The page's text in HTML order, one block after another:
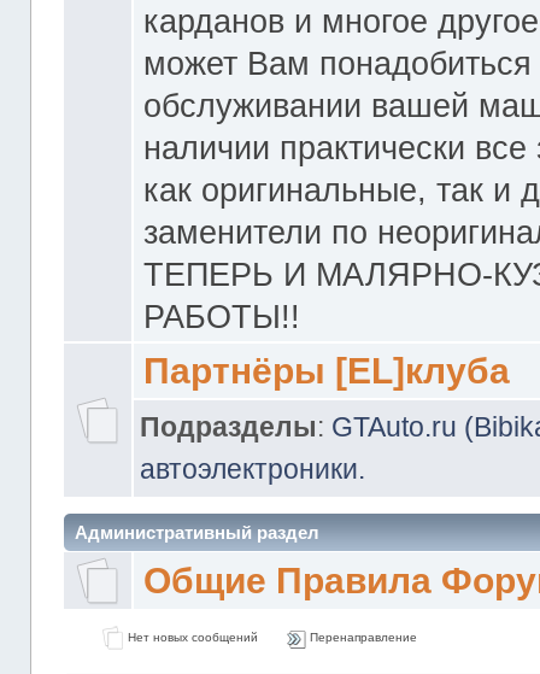
карданов и многое
может Вам понадобиться
обслуживании вашей
наличии практически все
как оригинальные, так и
заменители по
ТЕПЕРЬ И МАЛЯРНО-
РАБОТЫ!!
Партнёры [EL]клуба
Подразделы: GTAuto.ru
автоэлектроники.
Административный раздел
Общие Правила
Нет новых сообщений Перенаправление